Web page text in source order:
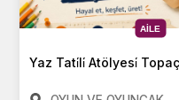
AILE
Yaz Tati̇li̇ Atölyesi̇